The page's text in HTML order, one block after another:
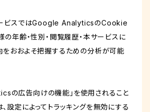
ービスではGoogle AnalyticsのCookie
の年齢・性別・閲覧履歴・本サービスに
をおおよそ把握するための分析が可能
の広告向けの機能」を使用されること
設定によってトラッキングを無効にする